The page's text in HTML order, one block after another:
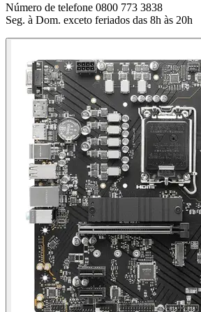
Número de telefone 0800 773 3838
Seg. à Dom. exceto feriados das 8h às 20h